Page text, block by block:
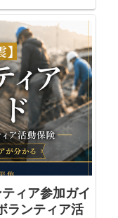
ィア参加ガイ
ランティア活